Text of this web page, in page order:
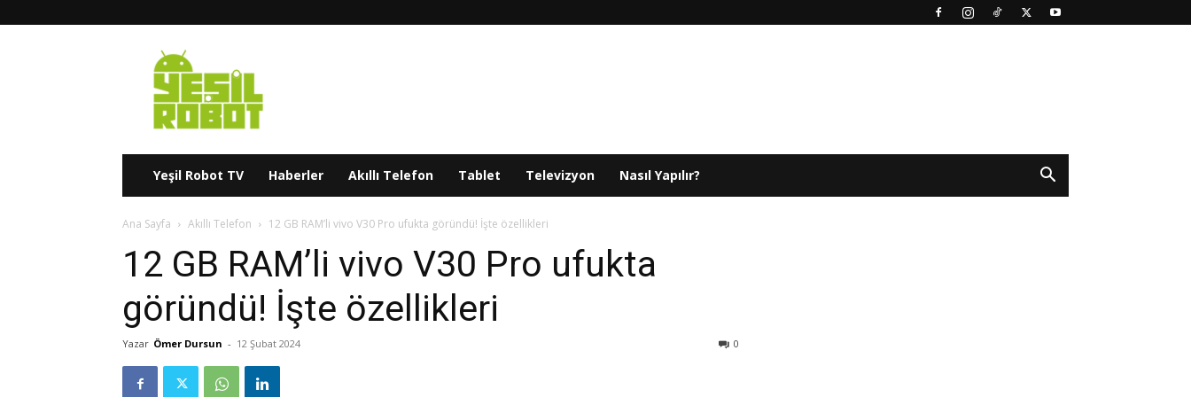
Yeşil
Robot
Yeşil Robot TV Haberler Akıllı Telefon Tablet Televizyon Nasıl Yapılır?
Ana Sayfa Akıllı Telefon 12 GB RAM’li vivo V30 Pro ufukta göründü! İşte özellikleri
12 GB RAM’li vivo V30 Pro ufukta
göründü! İşte özellikleri
Yazar Ömer Dursun - 12 Şubat 2024 0